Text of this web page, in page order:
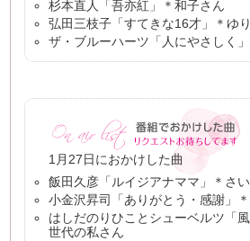
杉本直人「吾亦紅」＊和子さん
弘田三枝子「すてきな16才」＊ゆ
ザ・ブルーハーツ「人にやさしく
1月27日におかけした曲
飯田久彦「ルイジアナママ」＊さ
小金沢昇司「ありがとう・感謝」
はしだのりひことシューベルツ「
世代の私さん